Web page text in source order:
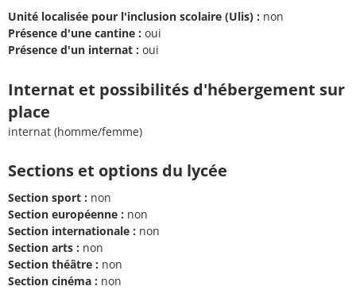
Unité localisée pour l'inclusion scolaire (Ulis) : non
Présence d'une cantine : oui
Présence d'un internat : oui
Internat et possibilités d'hébergement sur
place
internat (homme/femme)
Sections et options du lycée
Section sport : non
Section européenne : non
Section internationale : non
Section arts : non
Section théâtre : non
Section cinéma : non